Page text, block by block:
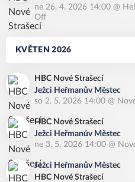
ne 26. 4. 2026 14:00 @
Off
KVĚTEN 2026
HBC Nové Strašecí
Ježci Heřmanův Městec
so 2. 5. 2026 14:00 @
HBC Nové Strašecí
Ježci Heřmanův Městec
ne 3. 5. 2026 14:00 @
Ježci Heřmanův Městec
HBC Nové Strašecí